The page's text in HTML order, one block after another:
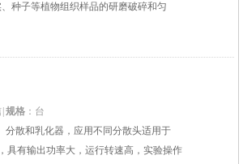
种子等植物组织样品的研磨破碎和匀
| 规格：台
分散和乳化器，应用不同分散头适用于
具有输出功率大，运行转速高，实验操作